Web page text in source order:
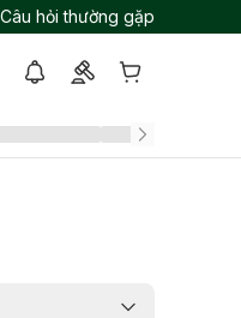
Câu hỏi thường gặp